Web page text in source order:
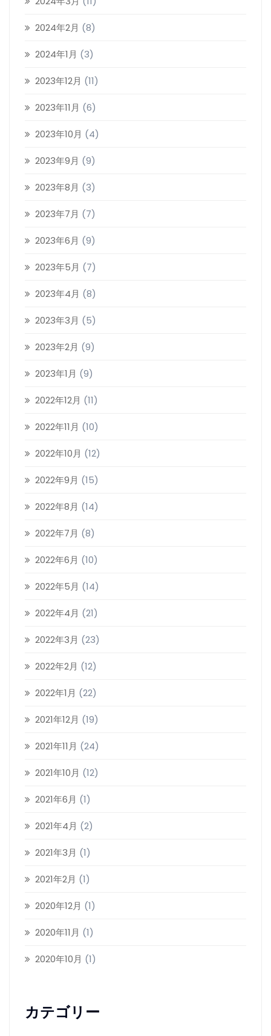
2024年2月 (8)
2024年1月 (3)
2023年12月 (11)
2023年11月 (6)
2023年10月 (4)
2023年9月 (9)
2023年8月 (3)
2023年7月 (7)
2023年6月 (9)
2023年5月 (7)
2023年4月 (8)
2023年3月 (5)
2023年2月 (9)
2023年1月 (9)
2022年12月 (11)
2022年11月 (10)
2022年10月 (12)
2022年9月 (15)
2022年8月 (14)
2022年7月 (8)
2022年6月 (10)
2022年5月 (14)
2022年4月 (21)
2022年3月 (23)
2022年2月 (12)
2022年1月 (22)
2021年12月 (19)
2021年11月 (24)
2021年10月 (12)
2021年6月 (1)
2021年4月 (2)
2021年3月 (1)
2021年2月 (1)
2020年12月 (1)
2020年11月 (1)
2020年10月 (1)
カテゴリー